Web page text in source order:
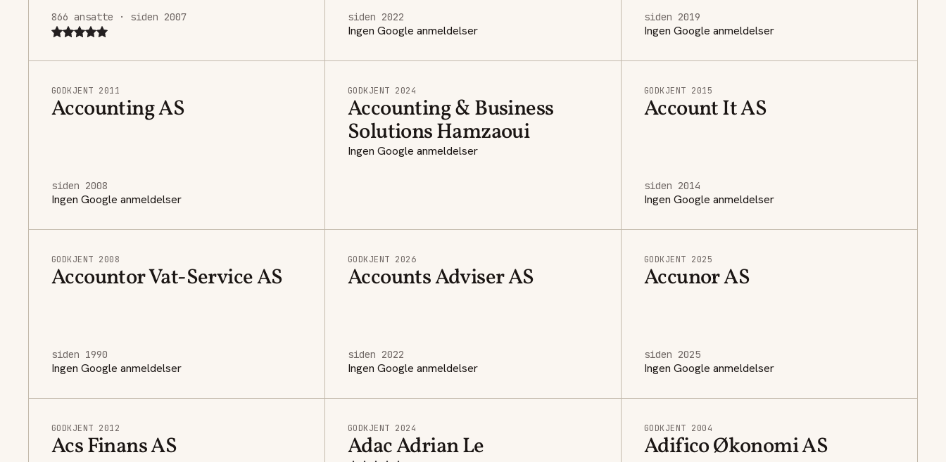
866 ansatte · siden 2007 siden 2022
Ingen Google anmeldelser
siden 2019
Ingen Google anmeldelser
GODKJENT 2011
Accounting AS
siden 2008
Ingen Google anmeldelser
GODKJENT 2024
Accounting & Business
Solutions Hamzaoui
Ingen Google anmeldelser
GODKJENT 2015
Account It AS
siden 2014
Ingen Google anmeldelser
GODKJENT 2008
Accountor Vat-Service AS
siden 1990
Ingen Google anmeldelser
GODKJENT 2026
Accounts Adviser AS
siden 2022
Ingen Google anmeldelser
GODKJENT 2025
Accunor AS
siden 2025
Ingen Google anmeldelser
GODKJENT 2012
Acs Finans AS
GODKJENT 2024
Adac Adrian Le
GODKJENT 2004
Adifico Økonomi AS